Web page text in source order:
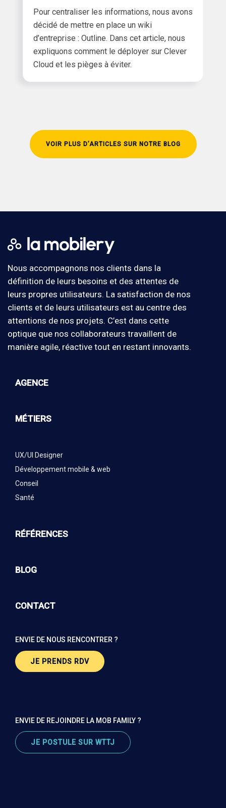
Pour centraliser les informations, nous avons
décidé de mettre en place un wiki
d’entreprise : Outline. Dans cet article, nous
expliquons comment le déployer sur Clever
Cloud et les pièges à éviter.
VOIR PLUS D’ARTICLES SUR NOTRE BLOG
Nous accompagnons nos clients dans la
définition de leurs besoins et des attentes de
leurs propres utilisateurs. La satisfaction de nos
clients et de leurs utilisateurs est au centre des
attentions de nos projets. C’est dans cette
optique que nos collaborateurs travaillent de
manière agile, réactive tout en restant innovants.
AGENCE
MÉTIERS
UX/UI Designer
Développement mobile & web
Conseil
Santé
RÉFÉRENCES
BLOG
CONTACT
ENVIE DE NOUS RENCONTRER ?
JE PRENDS RDV
ENVIE DE REJOINDRE LA MOB FAMILY ?
JE POSTULE SUR WTTJ